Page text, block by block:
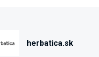
herbatica.sk